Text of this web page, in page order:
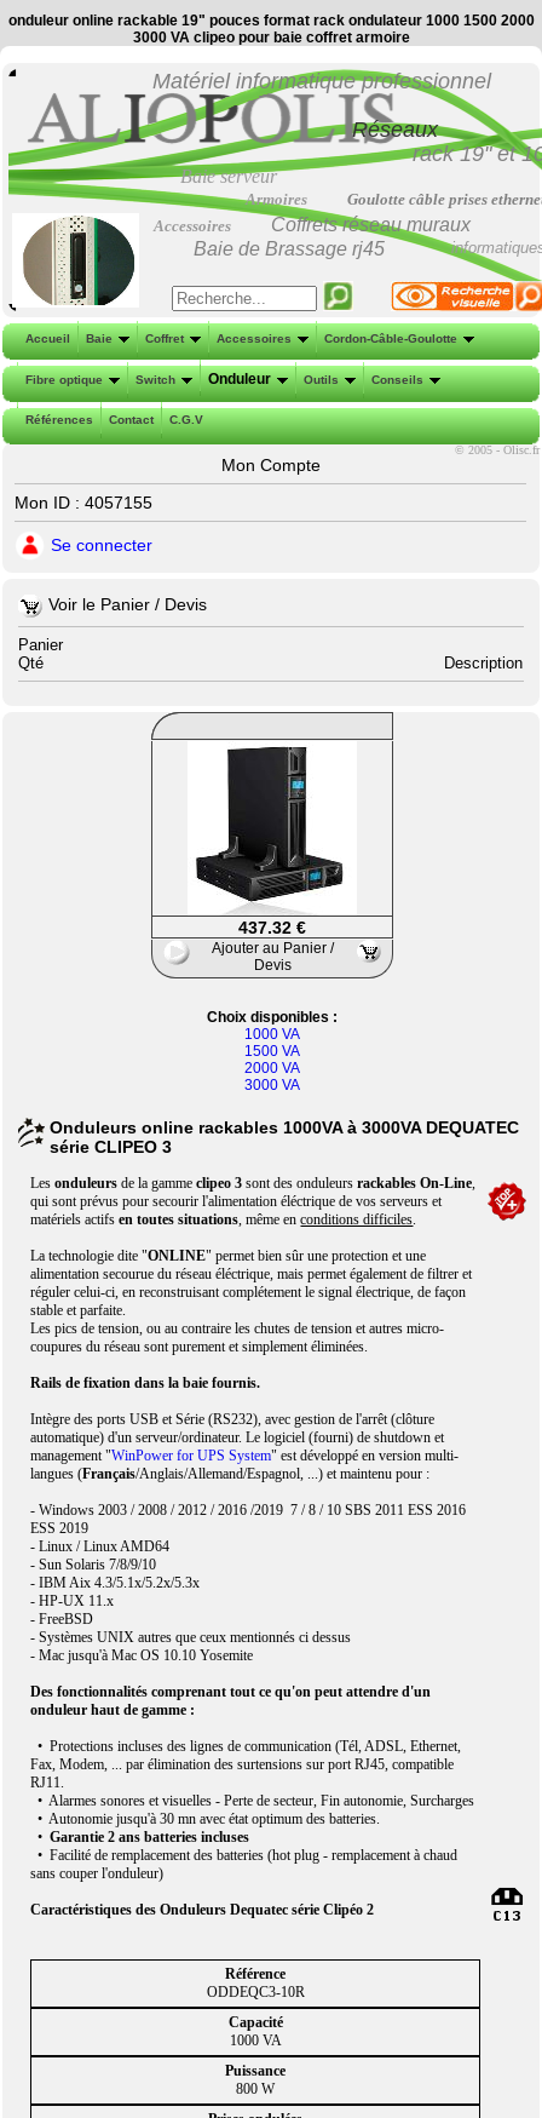
onduleur online rackable 19" pouces format rack ondulateur 1000 1500 2000
3000 VA clipeo pour baie coffret armoire
Matériel informatique professionnel
Réseaux
rack 19"et
Baie serveur
Armoires
Goulotte câble prises
Accessoires
Coffrets réseau muraux
Baie de Brassage rj45
Accueil Baie Coffret Accessoires Cordon-Câble-Goulotte
Fibre optique Switch Onduleur Outils Conseils
Références Contact C.G.V
© 2005 - Olisc.fr
Mon Compte
Mon ID : 4057155
Se connecter
Voir le Panier / Devis
Panier
Qté
Description
437.32 €
Ajouter au Panier /
Devis
Choix disponibles :
1000 VA
1500 VA
2000 VA
3000 VA
Onduleurs online rackables 1000VA à 3000VA DEQUATEC
série CLIPEO 3
Lesonduleursde la gammeclipeo 3 sont des onduleursrackables On-Line,
qui sont prévus pour secourir l'alimentation éléctrique de vos serveurs et
matériels actifsen toutes situations, même enconditions difficiles.
La technologie dite "ONLINE" permet bien sûr une protection et une
alimentation secourue du réseau éléctrique, mais permet également de filtrer et
réguler celui-ci, en reconstruisant complétement le signal électrique, de façon
stable et parfaite.
Les pics de tension, ou au contraire les chutes de tension et autres micro-
coupures du réseau sont purement et simplement éliminées.
Rails de fixation dans la baie fournis.
Intègre des ports USB et Série (RS232), avec gestion de l'arrêt (clôture
automatique) d'un serveur/ordinateur. Le logiciel (fourni) de shutdown et
management "WinPower for UPS System" est développé en version multi-
langues (Français/Anglais/Allemand/Espagnol, ...) et maintenu pour :
- Windows 2003 / 2008 / 2012 / 2016 /2019 7 / 8 / 10 SBS 2011 ESS 2016
ESS 2019
- Linux / Linux AMD64
- Sun Solaris 7/8/9/10
- IBM Aix 4.3/5.1x/5.2x/5.3x
- HP-UX 11.x
- FreeBSD
- Systèmes UNIX autres que ceux mentionnés ci dessus
- Mac jusqu'à Mac OS 10.10 Yosemite
Des fonctionnalités comprenant tout ce qu'on peut attendre d'un
onduleur haut de gamme :
• Protections incluses des lignes de communication (Tél, ADSL, Ethernet,
Fax, Modem, ... par élimination des surtensions sur port RJ45, compatible
RJ11.
• Alarmes sonores et visuelles - Perte de secteur, Fin autonomie, Surcharges
• Autonomie jusqu'à 30 mn avec état optimum des batteries.
•Garantie 2 ans batteries incluses
• Facilité de remplacement des batteries (hot plug - remplacement à chaud
sans couper l'onduleur)
Caractéristiques des Onduleurs Dequatec série Clipéo 2
ODDEQC3-10R
1000 VA
800 W